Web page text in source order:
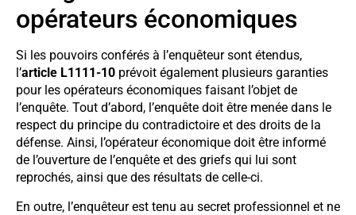
opérateurs économiques
Si les pouvoirs conférés à l’enquêteur sont étendus,
l’article L1111-10 prévoit également plusieurs garanties
pour les opérateurs économiques faisant l’objet de
l’enquête. Tout d’abord, l’enquête doit être menée dans le
respect du principe du contradictoire et des droits de la
défense. Ainsi, l’opérateur économique doit être informé
de l’ouverture de l’enquête et des griefs qui lui sont
reprochés, ainsi que des résultats de celle-ci.
En outre, l’enquêteur est tenu au secret professionnel et ne